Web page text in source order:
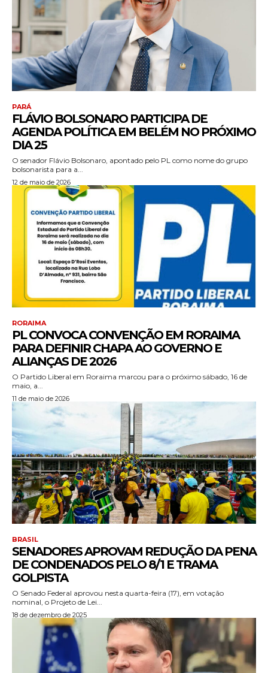
PARÁ
FLÁVIO BOLSONARO PARTICIPA DE
AGENDA POLÍTICA EM BELÉM NO PRÓXIMO
DIA 25
O senador Flávio Bolsonaro, apontado pelo PL como nome do grupo
bolsonarista para a...
12 de maio de 2026
RORAIMA
PL CONVOCA CONVENÇÃO EM RORAIMA
PARA DEFINIR CHAPA AO GOVERNO E
ALIANÇAS DE 2026
O Partido Liberal em Roraima marcou para o próximo sábado, 16 de
maio, a...
11 de maio de 2026
BRASIL
SENADORES APROVAM REDUÇÃO DA PENA
DE CONDENADOS PELO 8/1 E TRAMA
GOLPISTA
O Senado Federal aprovou nesta quarta-feira (17), em votação
nominal, o Projeto de Lei...
18 de dezembro de 2025